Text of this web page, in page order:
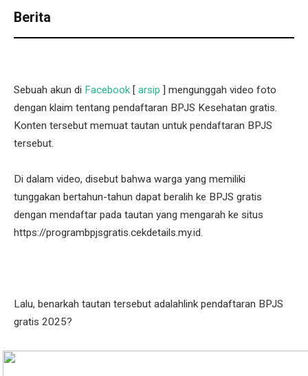
Berita
Sebuah akun di Facebook[ arsip ] mengunggah video foto
dengan klaim tentang pendaftaran BPJS Kesehatan gratis.
Konten tersebut memuat tautan untuk pendaftaran BPJS
tersebut.
Di dalam video, disebut bahwa warga yang memiliki
tunggakan bertahun-tahun dapat beralih ke BPJS gratis
dengan mendaftar pada tautan yang mengarah ke situs
https://programbpjsgratis.cekdetails.my.id.
Lalu, benarkah tautan tersebut adalahlink pendaftaran BPJS
gratis 2025?